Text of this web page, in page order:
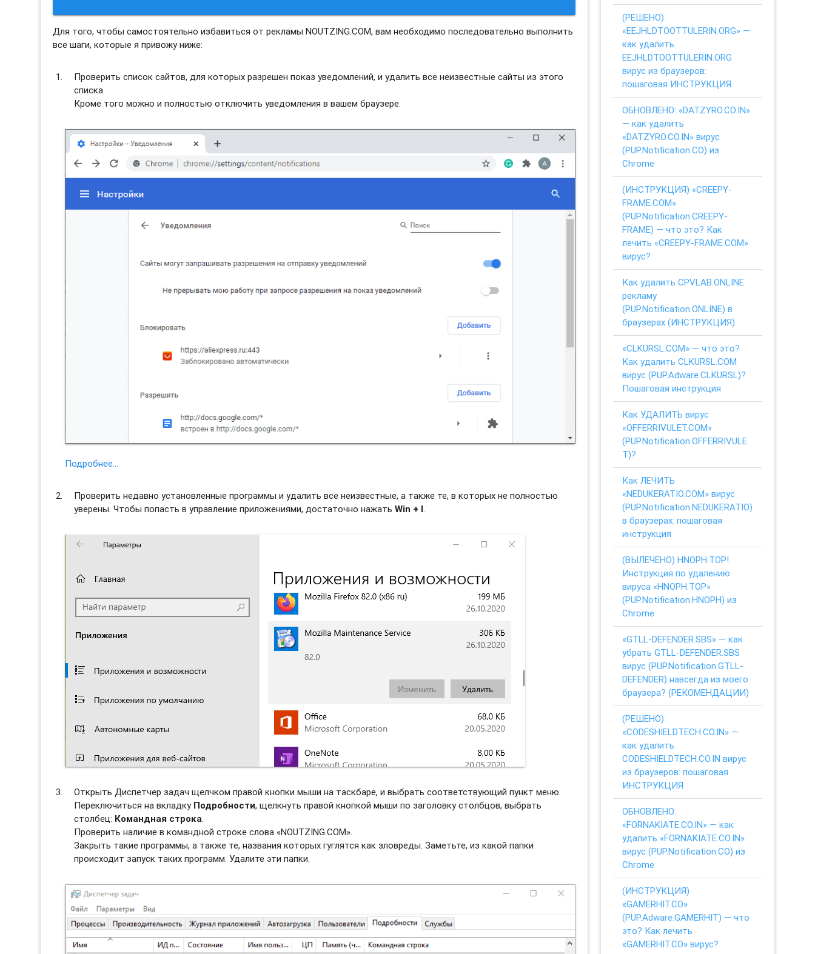
Для того, чтобы самостоятельно избавиться от рекламы NOUTZING.COM, вам необходимо последовательно выполнить
все шаги, которые я привожу ниже:
Проверить список сайтов, для которых разрешен показ уведомлений, и удалить все неизвестные сайты из этого
списка.
Кроме того можно и полностью отключить уведомления в вашем браузере.
Подробнее…
Проверить недавно установленные программы и удалить все неизвестные, а также те, в которых не полностью
уверены. Чтобы попасть в управление приложениями, достаточно нажатьWin + I
Открыть Диспетчер задач щелчком правой кнопки мыши на таскбаре, и выбрать соотвeтствующий пункт меню.
Переключиться на вкладку Подробности, щелкнуть правой кнопкой мыши по заголовку столбцов, выбрать
столбец: Командная строка
Проверить наличие в командной строке слова «NOUTZING.COM».
Закрыть такие программы, а также те, названия которых гуглятся как зловреды. Заметьте, из какой папки
происходит запуск таких программ. Удалите эти папки.
(РЕШЕНО)
«EEJHLDTOOTTULERIN.ORG» —
как удалить
EEJHLDTOOTTULERIN.ORG
вирус из браузеров:
пошаговая ИНСТРУКЦИЯ
ОБНОВЛЕНО: «DATZYRO.CO.IN»
— как удалить
«DATZYRO.CO.IN» вирус
(PUP.Notification.CO) из
Chrome
(ИНСТРУКЦИЯ) «CREEPY-
FRAME.COM»
(PUP.Notification.CREEPY-
FRAME) — что это? Как
лечить «CREEPY-FRAME.COM»
вирус?
Как удалить CPVLAB.ONLINE
рекламу
(PUP.Notification.ONLINE) в
браузерах (ИНСТРУКЦИЯ)
«CLKURSL.COM» — что это?
Как удалить CLKURSL.COM
вирус (PUP.Adware.CLKURSL)?
Пошаговая инструкция
Как УДАЛИТЬ вирус
«OFFERRIVULET.COM»
(PUP.Notification.OFFERRIVULE
T)?
Как ЛЕЧИТЬ
«NEDUKERATIO.COM» вирус
(PUP.Notification.NEDUKERATIO)
в браузерах: пошаговая
инструкция
(ВЫЛЕЧЕНО) HNOPH.TOP!
Инструкция по удалению
вируса «HNOPH.TOP»
(PUP.Notification.HNOPH) из
Chrome
«GTLL-DEFENDER.SBS» — как
убрать GTLL-DEFENDER.SBS
вирус (PUP.Notification.GTLL-
DEFENDER) навсегда из моего
браузера? (РЕКОМЕНДАЦИИ)
(РЕШЕНО)
«CODESHIELDTECH.CO.IN» —
как удалить
CODESHIELDTECH.CO.IN вирус
из браузеров: пошаговая
ИНСТРУКЦИЯ
ОБНОВЛЕНО:
«FORNAKIATE.CO.IN» — как
удалить «FORNAKIATE.CO.IN»
вирус (PUP.Notification.CO) из
Chrome
(ИНСТРУКЦИЯ)
«GAMERHIT.CO»
(PUP.Adware.GAMERHIT) — что
это? Как лечить
«GAMERHIT.CO» вирус?